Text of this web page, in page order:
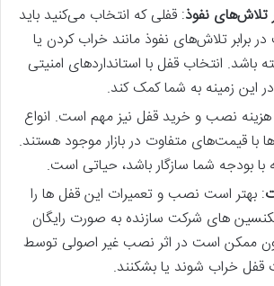
تلاش‌های نفوذ: قفلی که انتخاب می‌کنید باید
برابر تلاش‌های نفوذ مانند خراب کردن یا
باشد. انتخاب قفل با استانداردهای امنیتی
این زمینه به شما کمک کند.
نصب و خرید قفل نیز مهم است. انواع
با قیمت‌های متفاوت در بازار موجود هستند.
با بودجه شما سازگار باشد، حیاتی است.
: بهتر است نصب و تعمیرات این قفل ها را
های شرکت سازنده به صورت رایگان
ممکن است در اثر نصب غیر اصولی توسط
قفل خراب شوند یا بشکنند.